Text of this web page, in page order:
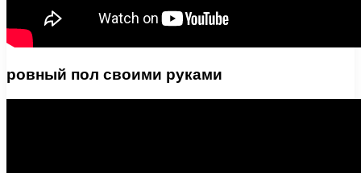
ровный пол своими руками